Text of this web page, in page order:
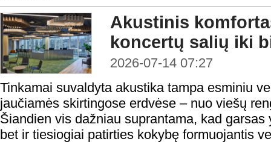
Akustinis
koncertų salių iki
2026-07-14 07:27
Tinkamai suvaldyta akustika tampa esminiu
jaučiamės skirtingose erdvėse – nuo viešų
Šiandien vis dažniau suprantama, kad
bet ir tiesiogiai patirties kokybę formuojantis